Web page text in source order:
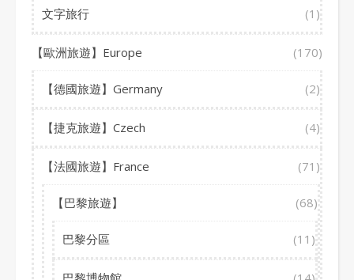
文字旅行 (1)
【歐洲旅遊】Europe (170)
【德國旅遊】Germany (2)
【捷克旅遊】Czech (4)
【法國旅遊】France (71)
【巴黎旅遊】 (68)
巴黎分區 (11)